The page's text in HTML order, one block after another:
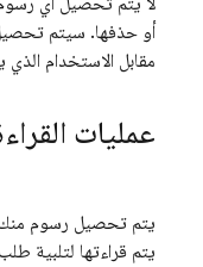
أو حذفها. سيتم
مقابل الاستخدام
عمليات
يتم تحصيل رسوم منك
يتم قراءتها لتلبية